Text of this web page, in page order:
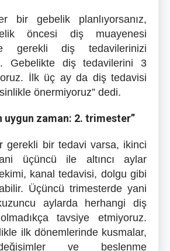
bir gebelik planlıyorsanız,
öncesi diş muayenesi
gerekli diş tedavilerinizi
Gebelikte diş tedavilerini 3
İlk üç ay da diş tedavisi
önermiyoruz” dedi.
uygun zaman: 2. trimester”
gerekli bir tedavi varsa, ikinci
üçüncü ile altıncı aylar
kanal tedavisi, dolgu gibi
Üçüncü trimesterde yani
aylarda herhangi diş
tavsiye etmiyoruz.
ilk dönemlerinde kusmalar,
ve beslenme